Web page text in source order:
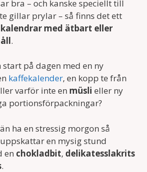
bra – och kanske speciellt till
gillar prylar – så finns det ett
med ätbart eller
.
på dagen med en ny
kaffekalender, en kopp te från
varför inte en müsli eller ny
portionsförpackningar?
ha en stressig morgon så
en mysig stund
en chokladbit, delikatesslakrits
.